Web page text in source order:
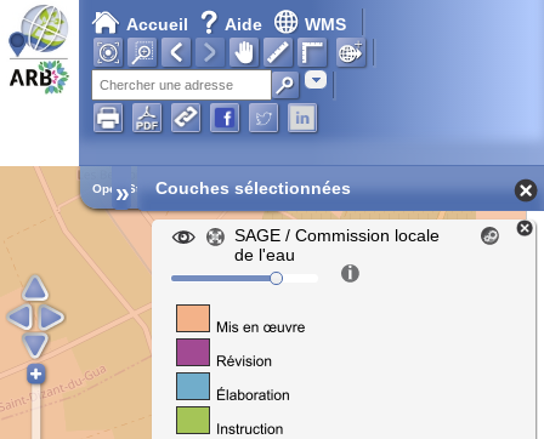
Accueil Aide WMS
Adresse
Chargement en cours...
Open Street Map
» Couches sélectionnées
SAGE / Commission locale
de l'eau